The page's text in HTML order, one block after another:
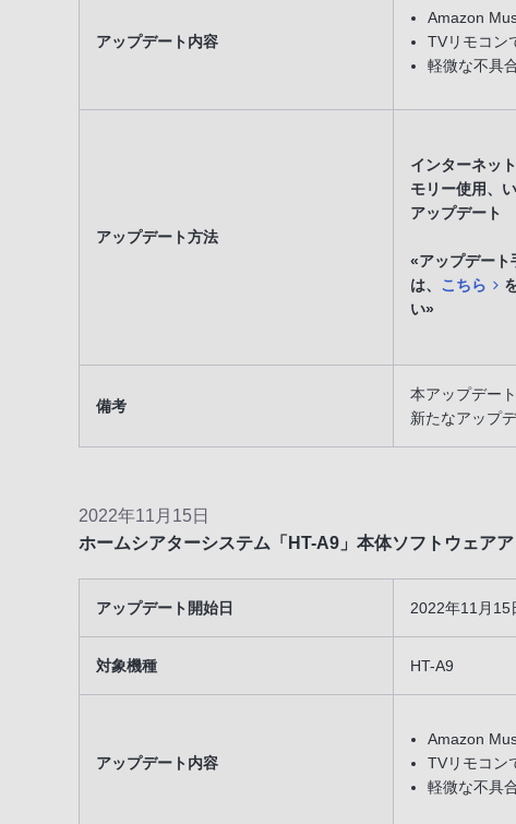
アップデート内容
Amazon
TVリモコン
軽微な不具
アップデート方法
インターネッ
モリー使用、
アップデート
«アップデート
は、 こちら
い»
備考
本アップデー
新たなアップ
2022年11月15日
ホームシアターシステム「HT-A9」本体ソフトウェア
アップデート開始日 2022年11月15
対象機種 HT-A9
アップデート内容
Amazon
TVリモコン
軽微な不具